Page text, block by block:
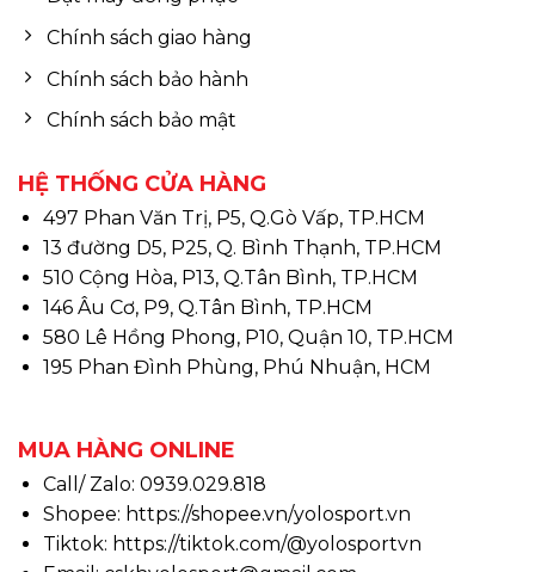
Chính sách giao hàng
Chính sách bảo hành
Chính sách bảo mật
HỆ THỐNG CỬA HÀNG
497 Phan Văn Trị, P5, Q.Gò Vấp, TP.HCM
13 đường D5, P25, Q. Bình Thạnh, TP.HCM
510 Cộng Hòa, P13, Q.Tân Bình, TP.HCM
146 Âu Cơ, P9, Q.Tân Bình, TP.HCM
580 Lê Hồng Phong, P10, Quận 10, TP.HCM
195 Phan Đình Phùng, Phú Nhuận, HCM
MUA HÀNG ONLINE
Call/ Zalo: 0939.029.818
Shopee: https://shopee.vn/yolosport.vn
Tiktok: https://tiktok.com/@yolosportvn